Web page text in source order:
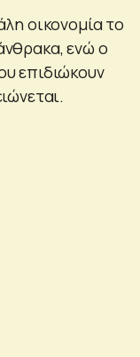
οικονομία το
ενώ ο
επιδιώκουν